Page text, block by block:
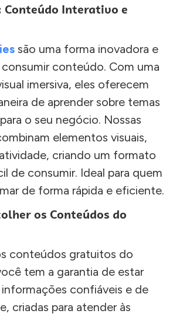
Conteúdo Interativo e
são uma forma inovadora e
conteúdo. Com uma
imersiva, eles oferecem
de aprender sobre temas
o seu negócio. Nossas
elementos visuais,
criando um formato
de consumir. Ideal para quem
de forma rápida e eficiente.
os Conteúdos do
conteúdos gratuitos do
tem a garantia de estar
confiáveis e de
criadas para atender às